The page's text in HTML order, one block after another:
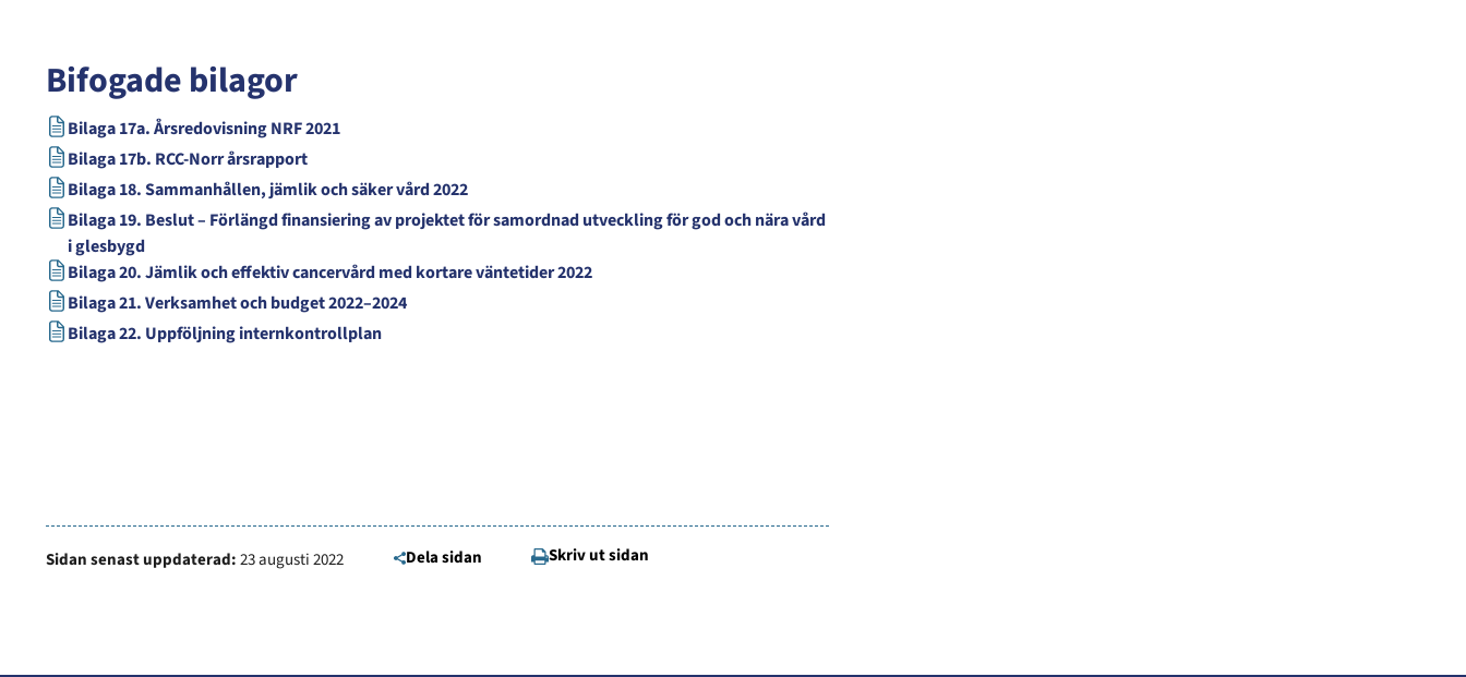
Bifogade bilagor
Bilaga 17a. Årsredovisning NRF 2021
Bilaga 17b. RCC-Norr årsrapport
Bilaga 18. Sammanhållen, jämlik och säker vård 2022
Bilaga 19. Beslut – Förlängd finansiering av projektet för samordnad utveckling för god och nära vård
i glesbygd
Bilaga 20. Jämlik och effektiv cancervård med kortare väntetider 2022
Bilaga 21. Verksamhet och budget 2022–2024
Bilaga 22. Uppföljning internkontrollplan
Sidan senast uppdaterad:23 augusti 2022 Dela sidan Skriv ut sidan